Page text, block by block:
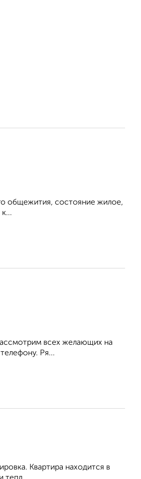
общежития, состояние жилое,
всех желающих на
Ря...
Квартира находится в